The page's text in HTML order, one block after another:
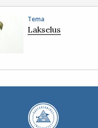
Tema
Lakselus